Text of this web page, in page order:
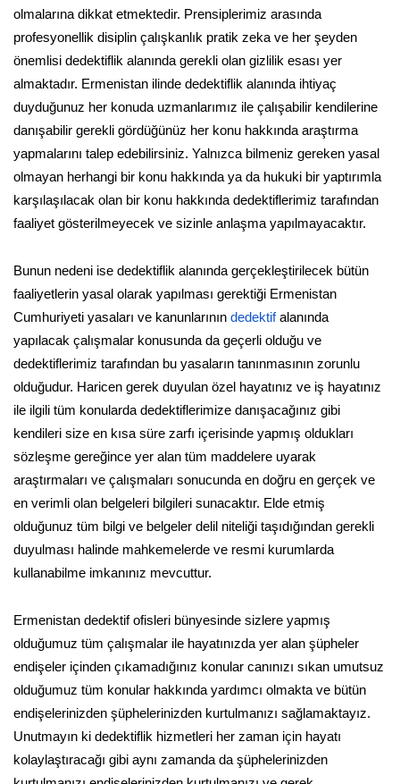
olmalarına dikkat etmektedir. Prensiplerimiz arasında
profesyonellik disiplin çalışkanlık pratik zeka ve her şeyden
önemlisi dedektiflik alanında gerekli olan gizlilik esası yer
almaktadır. Ermenistan ilinde dedektiflik alanında ihtiyaç
duyduğunuz her konuda uzmanlarımız ile çalışabilir kendilerine
danışabilir gerekli gördüğünüz her konu hakkında araştırma
yapmalarını talep edebilirsiniz. Yalnızca bilmeniz gereken yasal
olmayan herhangi bir konu hakkında ya da hukuki bir yaptırımla
karşılaşılacak olan bir konu hakkında dedektiflerimiz tarafından
faaliyet gösterilmeyecek ve sizinle anlaşma yapılmayacaktır.
Bunun nedeni ise dedektiflik alanında gerçekleştirilecek bütün
faaliyetlerin yasal olarak yapılması gerektiği Ermenistan
Cumhuriyeti yasaları ve kanunlarının dedektifalanında
yapılacak çalışmalar konusunda da geçerli olduğu ve
dedektiflerimiz tarafından bu yasaların tanınmasının zorunlu
olduğudur. Haricen gerek duyulan özel hayatınız ve iş hayatınız
ile ilgili tüm konularda dedektiflerimize danışacağınız gibi
kendileri size en kısa süre zarfı içerisinde yapmış oldukları
sözleşme gereğince yer alan tüm maddelere uyarak
araştırmaları ve çalışmaları sonucunda en doğru en gerçek ve
en verimli olan belgeleri bilgileri sunacaktır. Elde etmiş
olduğunuz tüm bilgi ve belgeler delil niteliği taşıdığından gerekli
duyulması halinde mahkemelerde ve resmi kurumlarda
kullanabilme imkanınız mevcuttur.
Ermenistan dedektif ofisleri bünyesinde sizlere yapmış
olduğumuz tüm çalışmalar ile hayatınızda yer alan şüpheler
endişeler içinden çıkamadığınız konular canınızı sıkan umutsuz
olduğumuz tüm konular hakkında yardımcı olmakta ve bütün
endişelerinizden şüphelerinizden kurtulmanızı sağlamaktayız.
Unutmayın ki dedektiflik hizmetleri her zaman için hayatı
kolaylaştıracağı gibi aynı zamanda da şüphelerinizden